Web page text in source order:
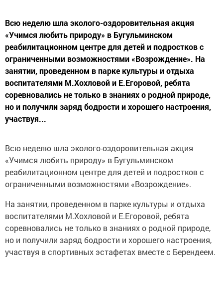
Всю неделю шла эколого-оздоровительная акция
«Учимся любить природу» в Бугульминском
реабилитационном центре для детей и подростков с
ограниченными возможностями «Возрождение». На
занятии, проведенном в парке культуры и отдыха
воспитателями М.Хохловой и Е.Егоровой, ребята
соревновались не только в знаниях о родной природе,
но и получили заряд бодрости и хорошего настроения,
участвуя...
Всю неделю шла эколого-оздоровительная акция
«Учимся любить природу» в Бугульминском
реабилитационном центре для детей и подростков с
ограниченными возможностями «Возрождение».
На занятии, проведенном в парке культуры и отдыха
воспитателями М.Хохловой и Е.Егоровой, ребята
соревновались не только в знаниях о родной природе,
но и получили заряд бодрости и хорошего настроения,
участвуя в спортивных эстафетах вместе с Берендеем.